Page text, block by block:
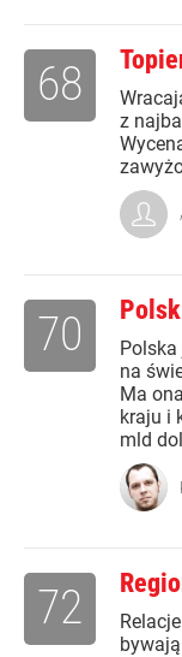
z
68
na
Ma
kraju i
mld
70
72